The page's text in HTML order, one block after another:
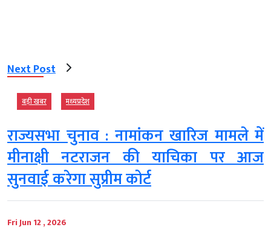
Next Post
बड़ी खबर मध्‍यप्रदेश
राज्यसभा चुनाव : नामांकन खारिज मामले में
मीनाक्षी नटराजन की याचिका पर आज
सुनवाई करेगा सुप्रीम कोर्ट
Fri Jun 12 , 2026